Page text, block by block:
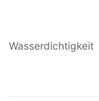
Wasserdichtigkeit